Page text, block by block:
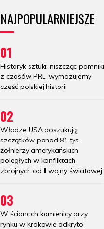
NAJPOPULARNIEJSZE
01
Historyk sztuki: niszcząc pomniki
z czasów PRL, wymazujemy
część polskiej historii
02
Władze USA poszukują
szczątków ponad 81 tys.
żołnierzy amerykańskich
poległych w konfliktach
zbrojnych od II wojny światowej
03
W ścianach kamienicy przy
rynku w Krakowie odkryto